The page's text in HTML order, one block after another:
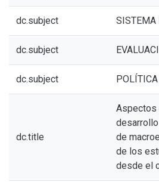
dc.subject SISTEMA
dc.subject
dc.subject
dc.title
Aspectos
de
de los
desde el